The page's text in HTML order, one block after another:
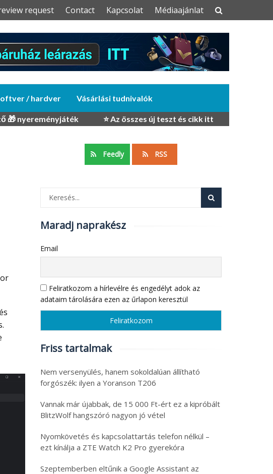
request Contact Kapcsolat Médiaajánlat
/ hardver Vásárlási tudnivalók
🎁 nyereményjáték ⭐ Az összes új teszt és cikk itt
Feedly RSS
Maradj naprakész
Email
Feliratkozom a hírlevélre és engedélyt adok az
adataim tárolására ezen az űrlapon keresztül
Friss tartalmak
Nem versenyülés, hanem sokoldalúan állítható
forgószék: ilyen a Yoranson T206
Vannak már újabbak, de 15 000 Ft-ért ez a kipróbált
BlitzWolf hangszóró nagyon jó vétel
Nyomkövetés és kapcsolattartás telefon nélkül –
ezt kínálja a ZTE Watch K2 Pro gyerekóra
Szeptemberben eltűnik a Google Assistant az